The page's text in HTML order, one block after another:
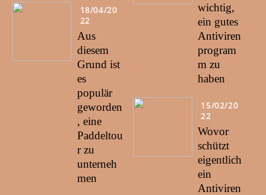
18/04/20
22
Aus
diesem
Grund ist
es
populär
geworden
, eine
Paddeltou
r zu
unterneh
men
wichtig,
ein gutes
Antiviren
program
m zu
haben
15/02/20
22
Wovor
schützt
eigentlich
ein
Antiviren